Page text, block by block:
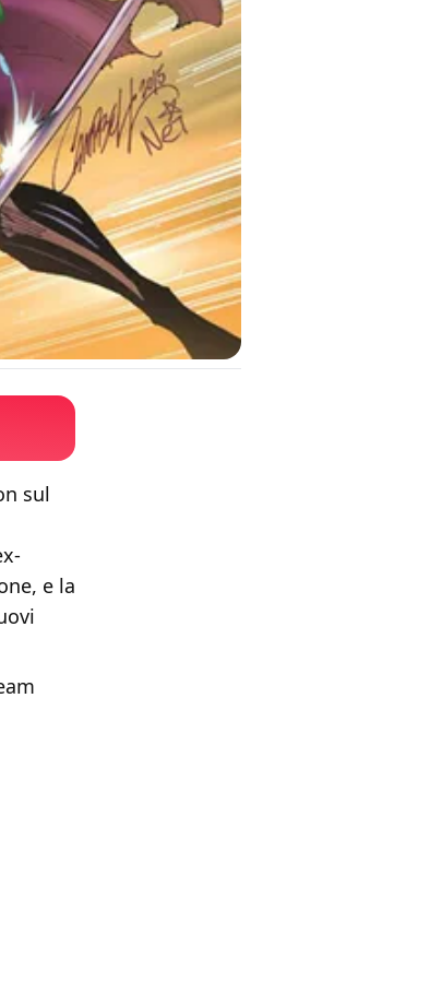
sul
e la